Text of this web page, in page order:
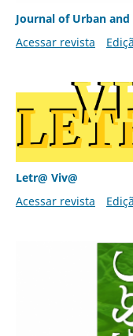
Journal of Urban
Acessar revista
Letr@ Viv@
Acessar revista